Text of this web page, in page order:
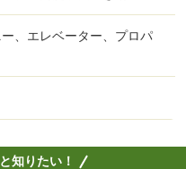
、エレベーター、プロパ
知りたい！